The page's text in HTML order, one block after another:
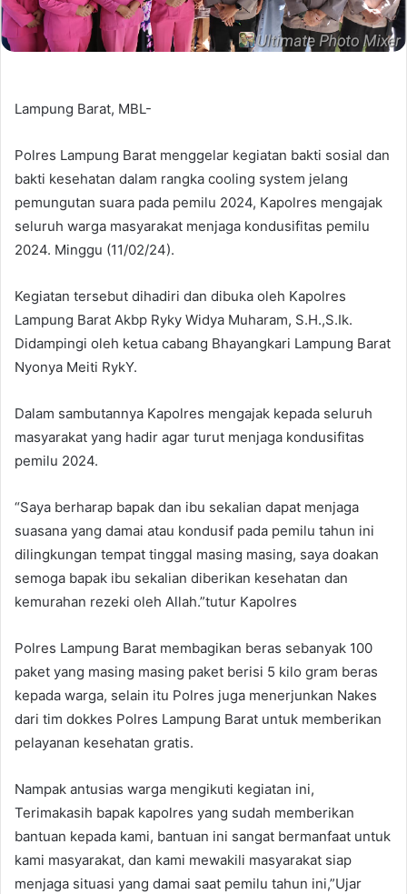
Lampung Barat, MBL-
Polres Lampung Barat menggelar kegiatan bakti sosial dan
bakti kesehatan dalam rangka cooling system jelang
pemungutan suara pada pemilu 2024, Kapolres mengajak
seluruh warga masyarakat menjaga kondusifitas pemilu
2024. Minggu (11/02/24).
Kegiatan tersebut dihadiri dan dibuka oleh Kapolres
Lampung Barat Akbp Ryky Widya Muharam, S.H.,S.Ik.
Didampingi oleh ketua cabang Bhayangkari Lampung Barat
Nyonya Meiti RykY.
Dalam sambutannya Kapolres mengajak kepada seluruh
masyarakat yang hadir agar turut menjaga kondusifitas
pemilu 2024.
“Saya berharap bapak dan ibu sekalian dapat menjaga
suasana yang damai atau kondusif pada pemilu tahun ini
dilingkungan tempat tinggal masing masing, saya doakan
semoga bapak ibu sekalian diberikan kesehatan dan
kemurahan rezeki oleh Allah.”tutur Kapolres
Polres Lampung Barat membagikan beras sebanyak 100
paket yang masing masing paket berisi 5 kilo gram beras
kepada warga, selain itu Polres juga menerjunkan Nakes
dari tim dokkes Polres Lampung Barat untuk memberikan
pelayanan kesehatan gratis.
Nampak antusias warga mengikuti kegiatan ini,
Terimakasih bapak kapolres yang sudah memberikan
bantuan kepada kami, bantuan ini sangat bermanfaat untuk
kami masyarakat, dan kami mewakili masyarakat siap
menjaga situasi yang damai saat pemilu tahun ini,”Ujar